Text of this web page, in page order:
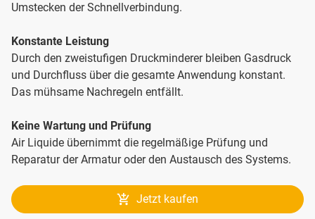
Umstecken der Schnellverbindung.
Konstante Leistung
Durch den zweistufigen Druckminderer bleiben Gasdruck
und Durchfluss über die gesamte Anwendung konstant.
Das mühsame Nachregeln entfällt.
Keine Wartung und Prüfung
Air Liquide übernimmt die regelmäßige Prüfung und
Reparatur der Armatur oder den Austausch des Systems.
Jetzt kaufen